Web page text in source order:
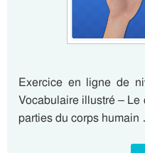
Exercice en ligne de
Vocabulaire illustré –
parties du corps humain